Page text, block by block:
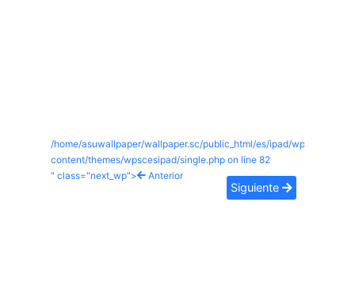
/home/asuwallpaper/wallpaper.sc/public_html/es/ipad/wp-
content/themes/wpscesipad/single.php on line 82
" class="next_wp">
Anterior
Siguiente